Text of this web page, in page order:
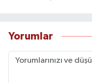
Yorumlar